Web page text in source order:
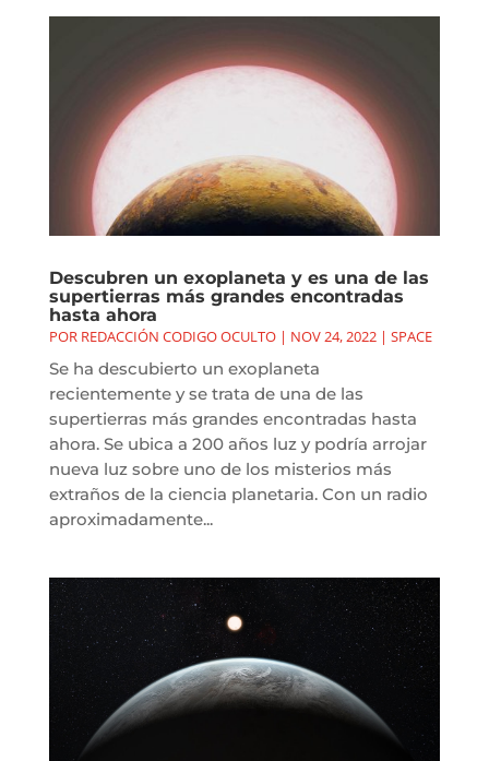
Descubren un exoplaneta y es una de las
supertierras más grandes encontradas
hasta ahora
POR REDACCIÓN CODIGO OCULTO| NOV 24, 2022| SPACE
Se ha descubierto un exoplaneta
recientemente y se trata de una de las
supertierras más grandes encontradas hasta
ahora. Se ubica a 200 años luz y podría arrojar
nueva luz sobre uno de los misterios más
extraños de la ciencia planetaria. Con un radio
aproximadamente...